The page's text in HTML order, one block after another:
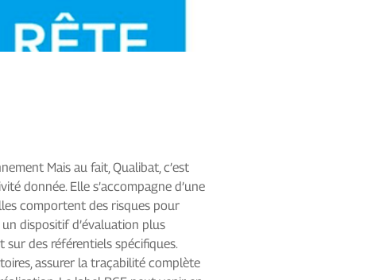
Mais au fait, Qualibat, c’est
donnée. Elle s’accompagne d’une
comportent des risques pour
dispositif d’évaluation plus
sur des référentiels spécifiques.
assurer la traçabilité complète